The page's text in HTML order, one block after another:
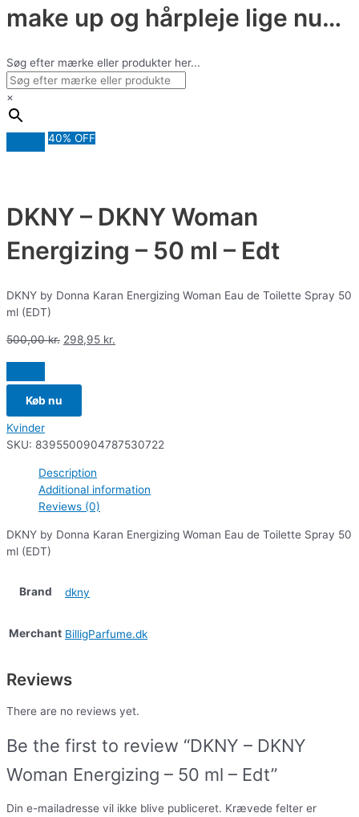
make up og hårpleje lige nu…
Søg efter mærke eller produkter her...
×
40% OFF
DKNY – DKNY Woman
Energizing – 50 ml – Edt
DKNY by Donna Karan Energizing Woman Eau de Toilette Spray 50
ml (EDT)
500,00kr. 298,95 kr.
Køb nu
Kvinder
SKU: 8395500904787530722
Description
Additional information
Reviews (0)
DKNY by Donna Karan Energizing Woman Eau de Toilette Spray 50
ml (EDT)
Brand dkny
Merchant BilligParfume.dk
Reviews
There are no reviews yet.
Be the first to review “DKNY – DKNY
Woman Energizing – 50 ml – Edt”
Din e-mailadresse vil ikke blive publiceret. Krævede felter er